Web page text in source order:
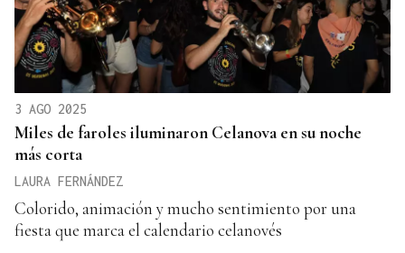
3 AGO 2025
Miles de faroles iluminaron Celanova en su noche
más corta
LAURA FERNÁNDEZ
Colorido, animación y mucho sentimiento por una
fiesta que marca el calendario celanovés